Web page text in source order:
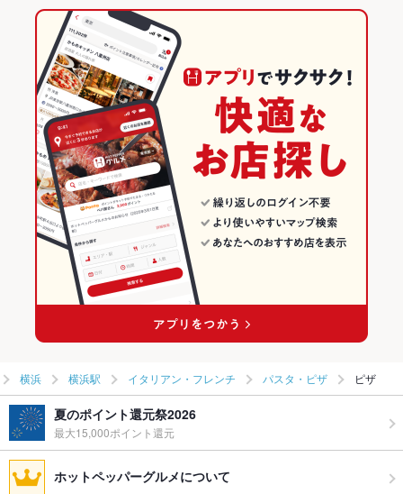
横浜 横浜駅 イタリアン・フレンチ パスタ・ピザ ピザ
夏のポイント還元祭2026
最大15,000ポイント還元
ホットペッパーグルメについて